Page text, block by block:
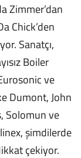
Zimmer’dan
Chick’den
Sanatçı,
Boiler
ve
Dumont, John
Solomun ve
şimdilerde
çekiyor.